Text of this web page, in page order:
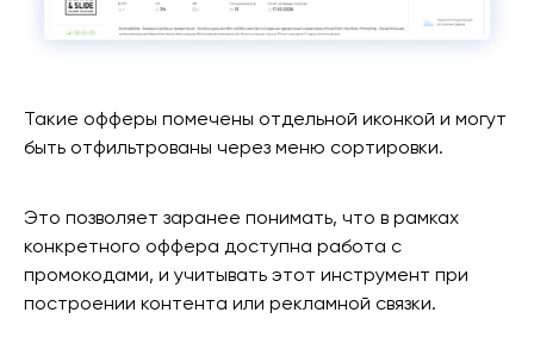
Такие офферы помечены отдельной иконкой и могут
быть отфильтрованы через меню сортировки.
Это позволяет заранее понимать, что в рамках
конкретного оффера доступна работа с
промокодами, и учитывать этот инструмент при
построении контента или рекламной связки.